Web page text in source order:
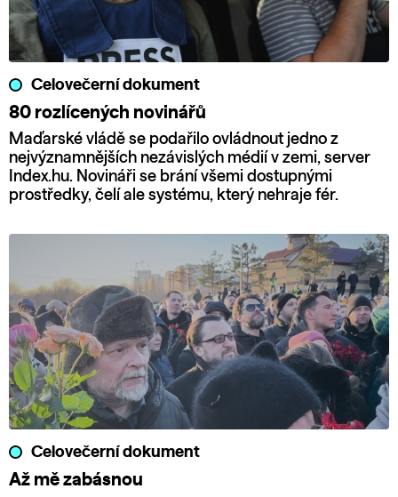
Celovečerní dokument
80 rozlícených novinářů
Maďarské vládě se podařilo ovládnout jedno z
nejvýznamnějších nezávislých médií v zemi, server
Index.hu. Novináři se brání všemi dostupnými
prostředky, čelí ale systému, který nehraje fér.
Celovečerní dokument
Až mě zabásnou